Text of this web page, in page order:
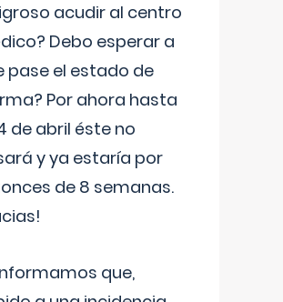
acudir al centro
Debo esperar a
pase el estado de
Por ahora hasta
de abril éste no
y ya estaría por
de 8 semanas.
que,